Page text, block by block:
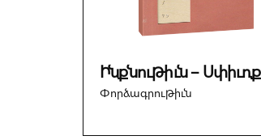
Ինքնութիւն – Սփիւռք
Փորձագրութիւն